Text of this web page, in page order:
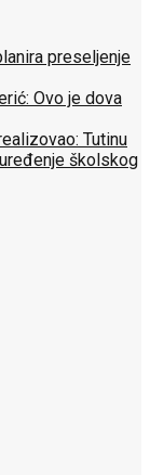
preseljenje
Ovo je dova
Tutinu
školskog